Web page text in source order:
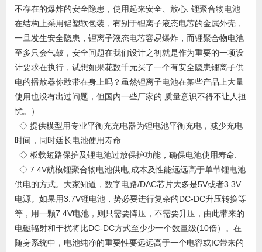
不存在的爆炸的安全隐患，使用起来安全、放心. 锂聚合物电池
在结构上采用铝塑软包装，有别于锂离子液态电芯的金属外壳，
一旦发生安全隐患，锂离子液态电芯容易爆炸，而锂聚合物电池
至多只会气鼓，安全问题在我们设计之初就是作为重要的一项设
计要求在执行，试想如果花数千元买了一个有安全隐患锂离子供
电的播放器你敢带在身上吗？虽然锂离子电池在某些产品上大量
使用也没有出过问题，但国内一些厂家的 质量意识不得不让人担
忧。）
◇ 提供模型用专业平衡充充电器为锂电池平衡充电，减少充电
时间，同时廷长电池使用寿命.
◇ 板载短路保护及锂电池过放保护功能，确保电池使用寿命.
◇ 7.4V航模锂聚合物电池供电,成本及性能远远高于单节锂电池
供电的方式。大家知道，数字电路/DAC芯片大多是5V或者3.3V
电源。如果用3.7V锂电池，势必要进行复杂的DC-DC升压转换等
等，用一颗7.4V电池，则只需要降压，不需要升压，由此带来的
电磁辐射和干扰将比DC-DC方式至少少一个数量级(10倍）。在
随身系统中，电池纯净的重要性要远远高于一个电容或IC带来的